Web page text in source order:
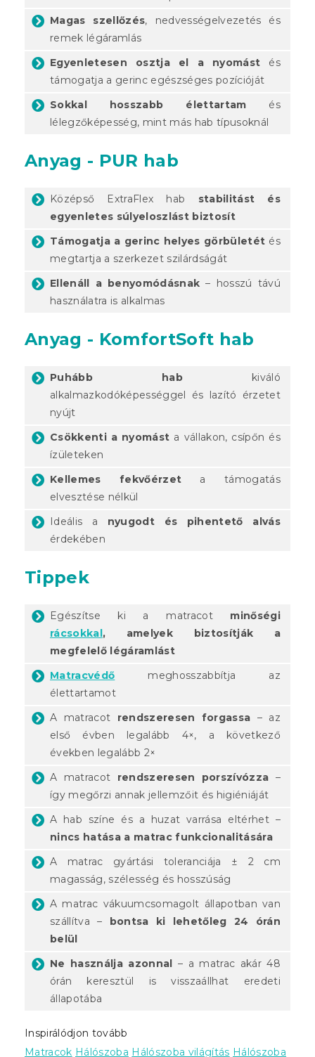
Magas szellőzés, nedvességelvezetés és
remek légáramlás
Egyenletesen osztja el a nyomást és
támogatja a gerinc egészséges pozícióját
Sokkal hosszabb élettartam és
lélegzőképesség, mint más hab típusoknál
Anyag - PUR hab
Középső ExtraFlex hab stabilitást és
egyenletes súlyeloszlást biztosít
Támogatja a gerinc helyes görbületét és
megtartja a szerkezet szilárdságát
Ellenáll a benyomódásnak – hosszú távú
használatra is alkalmas
Anyag - KomfortSoft hab
Puhább hab kiváló
alkalmazkodóképességgel és lazító érzetet
nyújt
Csökkenti a nyomást a vállakon, csípőn és
ízületeken
Kellemes fekvőérzet a támogatás
elvesztése nélkül
Ideális a nyugodt és pihentető alvás
érdekében
Tippek
Egészítse ki a matracot minőségi
rácsokkal, amelyek biztosítják a
megfelelő légáramlást
Matracvédő meghosszabbítja az
élettartamot
A matracot rendszeresen forgassa – az
első évben legalább 4×, a következő
években legalább 2×
A matracot rendszeresen porszívózza –
így megőrzi annak jellemzőit és higiéniáját
A hab színe és a huzat varrása eltérhet –
nincs hatása a matrac funkcionalitására
A matrac gyártási toleranciája ± 2 cm
magasság, szélesség és hosszúság
A matrac vákuumcsomagolt állapotban van
szállítva – bontsa ki lehetőleg 24 órán
belül
Ne használja azonnal – a matrac akár 48
órán keresztül is visszaállhat eredeti
állapotába
Inspirálódjon tovább
Matracok Hálószoba Hálószoba világítás Hálószoba